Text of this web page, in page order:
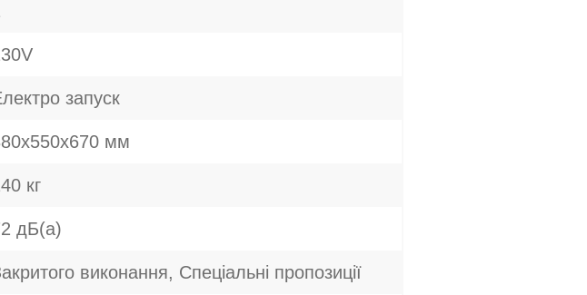
запуск
мм
кг
дБ(а)
виконання, Спеціальні пропозиції